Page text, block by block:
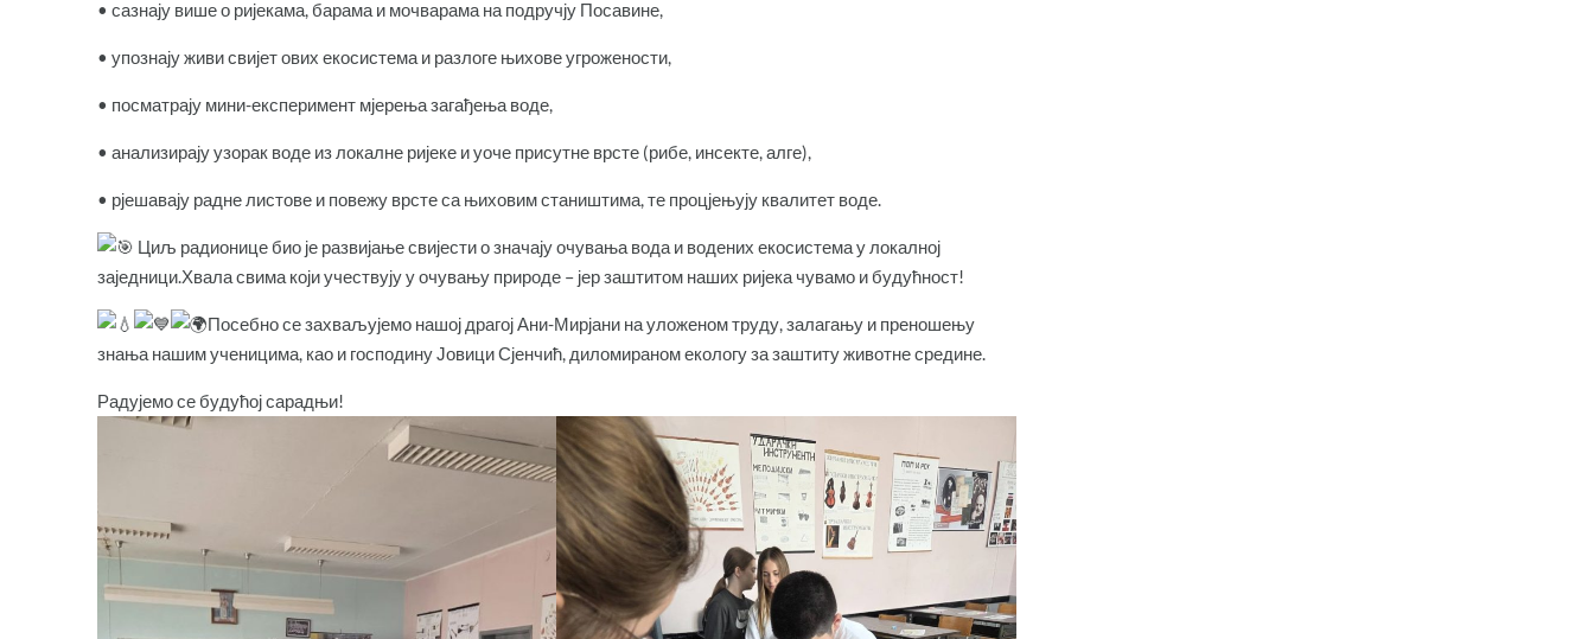
• сазнају више о ријекама, барама и мочварама на подручју Посавине,
• упознају живи свијет ових екосистема и разлоге њихове угрожености,
• посматрају мини-експеримент мјерења загађења воде,
• анализирају узорак воде из локалне ријеке и уоче присутне врсте (рибе, инсекте, алге),
• рјешавају радне листове и повежу врсте са њиховим стаништима, те процјењују квалитет воде.
Циљ радионице био је развијање свијести о значају очувања вода и водених екосистема у локалној
заједници.Хвала свима који учествују у очувању природе – јер заштитом наших ријека чувамо и будућност!
Посебно се захваљујемо нашој драгој Ани-Мирјани на уложеном труду, залагању и преношењу
знања нашим ученицима, као и господину Јовици Сјенчић, диломираном екологу за заштиту животне средине.
Радујемо се будућој сарадњи!